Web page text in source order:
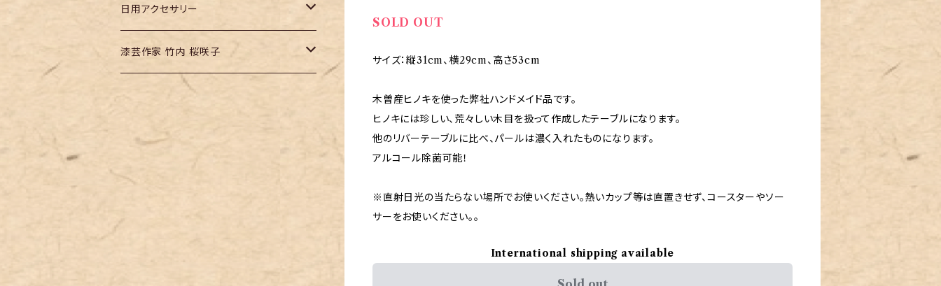
SOLD OUT
サイズ：縦31cm、横29cm、高さ53cm
木曽産ヒノキを使った弊社ハンドメイド品です。
ヒノキには珍しい、荒々しい木目を扱って作成したテーブルになります。
他のリバーテーブルに比べ、パールは濃く入れたものになります。
アルコール除菌可能！
※直射日光の当たらない場所でお使いください。熱いカップ等は直置きせず、コースターやソー
サーをお使いください。。
International shipping available
仏像
日用アクセサリー
本の栞
漆芸作家 竹内 桜咲子
『長野県』